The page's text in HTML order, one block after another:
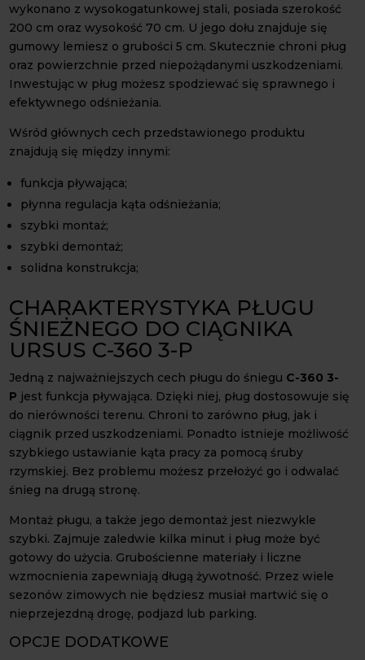
wykonano z wysokogatunkowej stali, posiada szerokość
200 cm oraz wysokość 70 cm. U jego dołu znajduje się
gumowy lemiesz o grubości 5 cm. Skutecznie chroni pług
oraz powierzchnie przed niepożądanymi uszkodzeniami.
Inwestując w pług możesz spodziewać się sprawnego i
efektywnego odśnieżania.
Wśród głównych cech przedstawionego produktu
znajdują się między innymi:
funkcja pływająca;
płynna regulacja kąta odśnieżania;
szybki montaż;
szybki demontaż;
solidna konstrukcja;
CHARAKTERYSTYKA PŁUGU
ŚNIEŻNEGO DO CIĄGNIKA
URSUS C-360 3-P
Jedną z najważniejszych cech pługu do śniegu C-360 3-
P jest funkcja pływająca. Dzięki niej, pług dostosowuje się
do nierówności terenu. Chroni to zarówno pług, jak i
ciągnik przed uszkodzeniami. Ponadto istnieje możliwość
szybkiego ustawianie kąta pracy za pomocą śruby
rzymskiej. Bez problemu możesz przełożyć go i odwalać
śnieg na drugą stronę.
Montaż pługu, a także jego demontaż jest niezwykle
szybki. Zajmuje zaledwie kilka minut i pług może być
gotowy do użycia. Grubościenne materiały i liczne
wzmocnienia zapewniają długą żywotność. Przez wiele
sezonów zimowych nie będziesz musiał martwić się o
nieprzejezdną drogę, podjazd lub parking.
OPCJE DODATKOWE